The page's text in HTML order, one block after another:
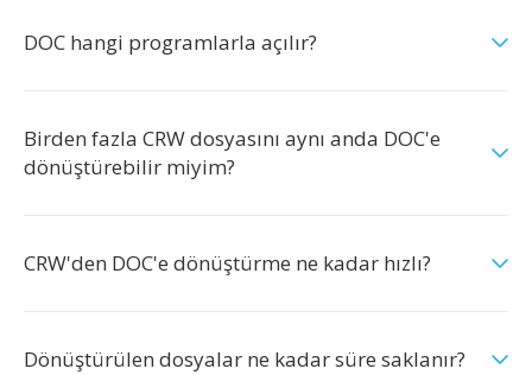
DOC hangi programlarla açılır?
Birden fazla CRW dosyasını aynı anda DOC'e
dönüştürebilir miyim?
CRW'den DOC'e dönüştürme ne kadar hızlı?
Dönüştürülen dosyalar ne kadar süre saklanır?